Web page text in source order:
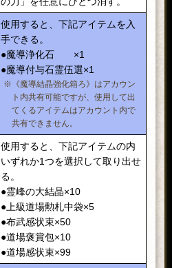
使用すると、下記アイテムを入
手できる。
●魔導浄化石 ×1
●魔導付与石霊伍選×1
※《魔導結晶強化箱ろ》はアカウン
ト内共有可能ですが、使用して出
てくるアイテムはアカウント内で
共有できません。
使用すると、下記アイテムの内
いずれか1つを選択して取り出せ
る。
●霊峰の大結晶×10
●上級道場勲札中袋×5
●布武感状束×50
●道場褒賞包×10
●道場感状束×99